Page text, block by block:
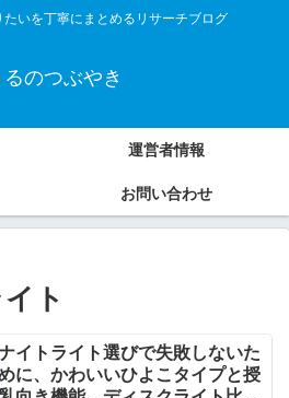
いを丁寧にまとめるリサーチブログ
るのつぶやき
運営者情報
お問い合わせ
ト
イトライト選びで失敗しないた
に、かわいいひよこタイプと授